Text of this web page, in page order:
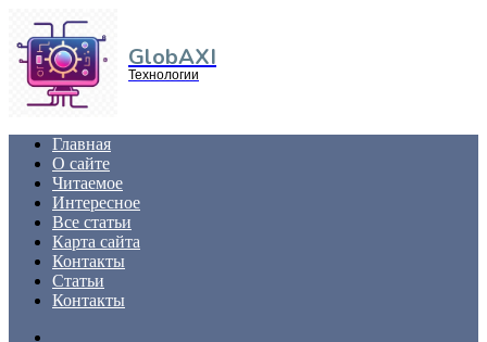
GlobAXI
Технологии
Главная
О сайте
Читаемое
Интересное
Все статьи
Карта сайта
Контакты
Статьи
Контакты